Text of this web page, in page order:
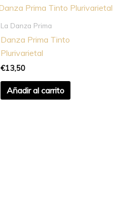
La Danza Prima
Danza Prima Tinto
Plurivarietal
€13,50
Añadir al carrito